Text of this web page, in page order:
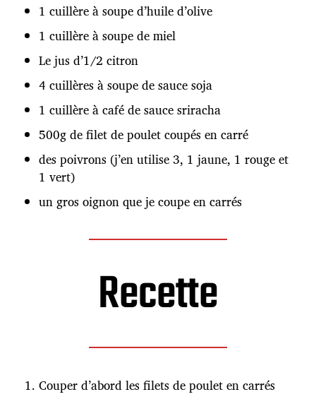
1 cuillère à soupe d’huile d’olive
1 cuillère à soupe de miel
Le jus d’1/2 citron
4 cuillères à soupe de sauce soja
1 cuillère à café de sauce sriracha
500g de filet de poulet coupés en carré
des poivrons (j’en utilise 3, 1 jaune, 1 rouge et
1 vert)
un gros oignon que je coupe en carrés
Recette
Couper d’abord les filets de poulet en carrés